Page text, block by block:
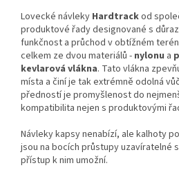
Lovecké návleky Hardtrackod
produktové řady designované s
funkčnost a průchod v obtížném
celkem ze dvou materiálů - nylonu a
kevlarová vlákna. Tato vlákna
místa a činí je tak extrémně odolná
předností je promyšlenost do
kompatibilita nejen s produktovými
Návleky kapsy nenabízí, ale kalhoty
jsou na bocích průstupy uzavíratelné
přístup k nim umožní.